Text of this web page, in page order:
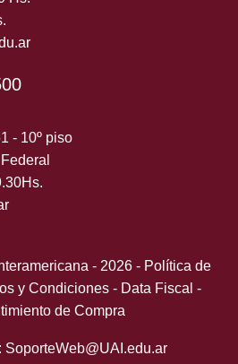
- 10º piso
- 2026 - Política de
y Condiciones- Data Fiscal -
de Compra
SoporteWeb@UAI.edu.ar